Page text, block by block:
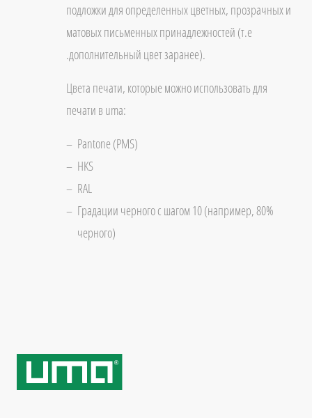
подложки для определенных цветных, прозрачных и
матовых письменных принадлежностей (т.е
.дополнительный цвет заранее).
Цвета печати, которые можно использовать для
печати в uma:
Pantone (PMS)
HKS
RAL
Градации черного с шагом 10 (например, 80%
черного)